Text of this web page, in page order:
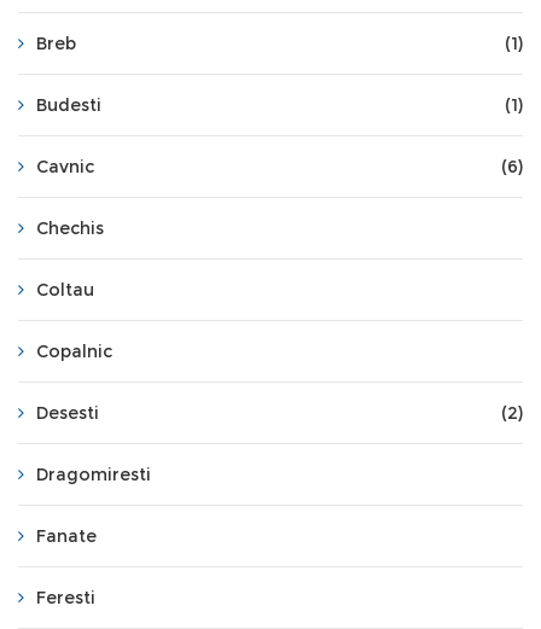
Breb (1)
Budesti (1)
Cavnic (6)
Chechis
Coltau
Copalnic
Desesti (2)
Dragomiresti
Fanate
Feresti